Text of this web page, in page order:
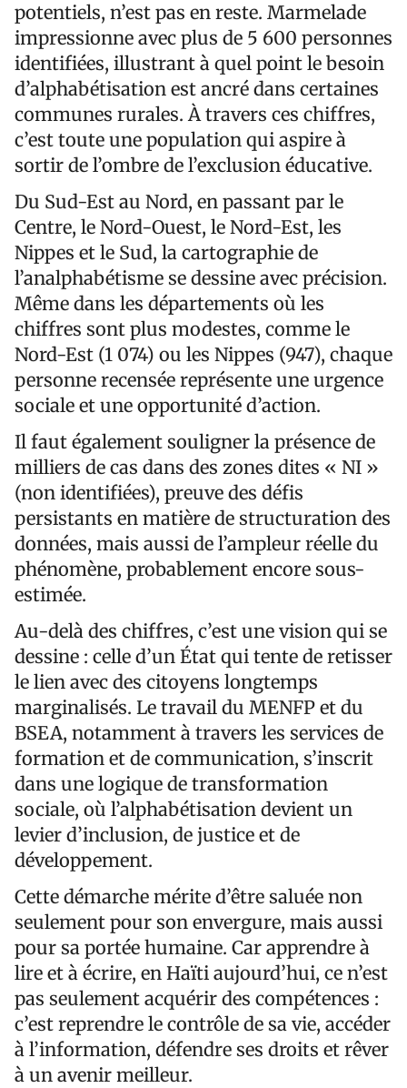
potentiels, n’est pas en reste. Marmelade
impressionne avec plus de 5 600 personnes
identifiées, illustrant à quel point le besoin
d’alphabétisation est ancré dans certaines
communes rurales. À travers ces chiffres,
c’est toute une population qui aspire à
sortir de l’ombre de l’exclusion éducative.
Du Sud-Est au Nord, en passant par le
Centre, le Nord-Ouest, le Nord-Est, les
Nippes et le Sud, la cartographie de
l’analphabétisme se dessine avec précision.
Même dans les départements où les
chiffres sont plus modestes, comme le
Nord-Est (1 074) ou les Nippes (947), chaque
personne recensée représente une urgence
sociale et une opportunité d’action.
Il faut également souligner la présence de
milliers de cas dans des zones dites « NI »
(non identifiées), preuve des défis
persistants en matière de structuration des
données, mais aussi de l’ampleur réelle du
phénomène, probablement encore sous-
estimée.
Au-delà des chiffres, c’est une vision qui se
dessine : celle d’un État qui tente de retisser
le lien avec des citoyens longtemps
marginalisés. Le travail du MENFP et du
BSEA, notamment à travers les services de
formation et de communication, s’inscrit
dans une logique de transformation
sociale, où l’alphabétisation devient un
levier d’inclusion, de justice et de
développement.
Cette démarche mérite d’être saluée non
seulement pour son envergure, mais aussi
pour sa portée humaine. Car apprendre à
lire et à écrire, en Haïti aujourd’hui, ce n’est
pas seulement acquérir des compétences :
c’est reprendre le contrôle de sa vie, accéder
à l’information, défendre ses droits et rêver
à un avenir meilleur.